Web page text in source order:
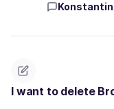
I want to delete